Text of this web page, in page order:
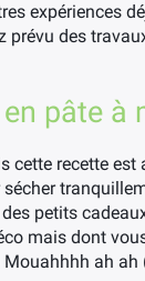
expériences
des
pâte à
cette recette
petits
mais dont
ah ah